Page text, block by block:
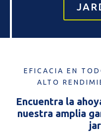
EFICACIA EN
ALTO
Encuentra la
nuestra amplia